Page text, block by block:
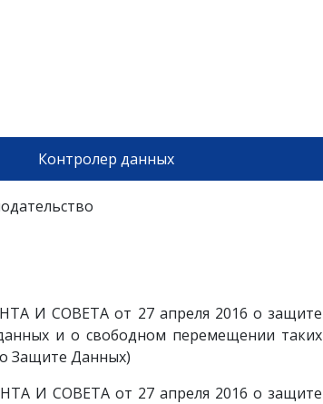
Контролер данных
И СОВЕТА от 27 апреля 2016 о защите
и о свободном перемещении таких
Защите Данных)
И СОВЕТА от 27 апреля 2016 о защите